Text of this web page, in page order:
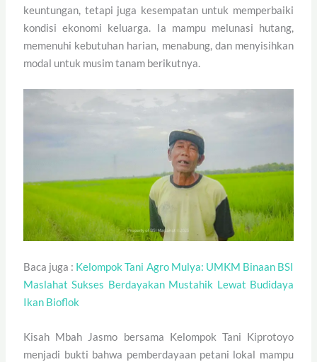
keuntungan, tetapi juga kesempatan untuk memperbaiki
kondisi ekonomi keluarga. Ia mampu melunasi hutang,
memenuhi kebutuhan harian, menabung, dan menyisihkan
modal untuk musim tanam berikutnya.
Baca juga : Kelompok Tani Agro Mulya: UMKM Binaan BSI
Maslahat Sukses Berdayakan Mustahik Lewat Budidaya
Ikan Bioflok
Kisah Mbah Jasmo bersama Kelompok Tani Kiprotoyo
menjadi bukti bahwa pemberdayaan petani lokal mampu